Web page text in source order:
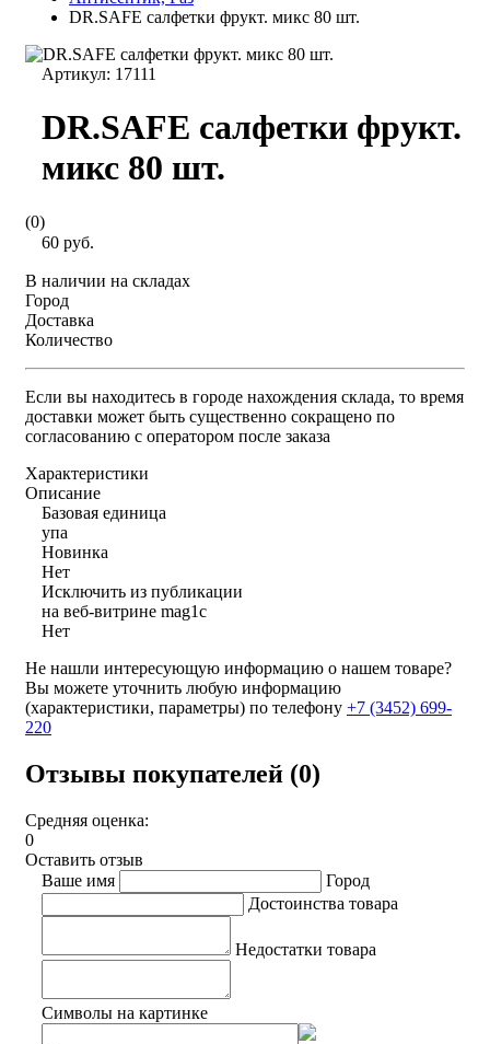
DR.SAFE салфетки фрукт. микс 80 шт.
Артикул: 17111
DR.SAFE салфетки фрукт.
микс 80 шт.
(0)
60 руб.
В наличии на складах
Город
Доставка
Количество
Если вы находитесь в городе нахождения склада, то время
доставки может быть существенно сокращено по
согласованию с оператором после заказа
Характеристики
Описание
Базовая единица
упа
Новинка
Нет
Исключить из публикации
на веб-витрине mag1c
Нет
Не нашли интересующую информацию о нашем товаре?
Вы можете уточнить любую информацию
(характеристики, параметры) по телефону +7 (3452) 699-
220
Отзывы покупателей (0)
Средняя оценка:
0
Оставить отзыв
Ваше имя
Город
Достоинства товара
Недостатки товара
Символы на картинке